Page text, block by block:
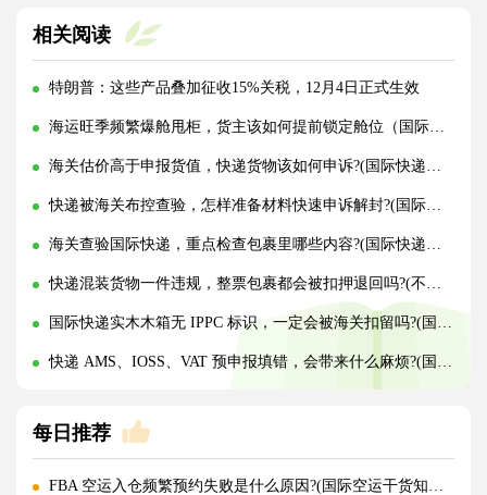
相关阅读
特朗普：这些产品叠加征收15%关税，12月4日正式生效
海运旺季频繁爆舱甩柜，货主该如何提前锁定舱位（国际海运干货知识分享）
海关估价高于申报货值，快递货物该如何申诉?(国际快递干货知识分享)
快递被海关布控查验，怎样准备材料快速申诉解封?(国际快递干货知识分享)
海关查验国际快递，重点检查包裹里哪些内容?(国际快递干货知识分享)
快递混装货物一件违规，整票包裹都会被扣押退回吗?(不清楚的外贸人看过来)
国际快递实木木箱无 IPPC 标识，一定会被海关扣留吗?(国际快递干货知识分享)
快递 AMS、IOSS、VAT 预申报填错，会带来什么麻烦?(国际快递干货知识分享)
每日推荐
FBA 空运入仓频繁预约失败是什么原因?(国际空运干货知识分享)